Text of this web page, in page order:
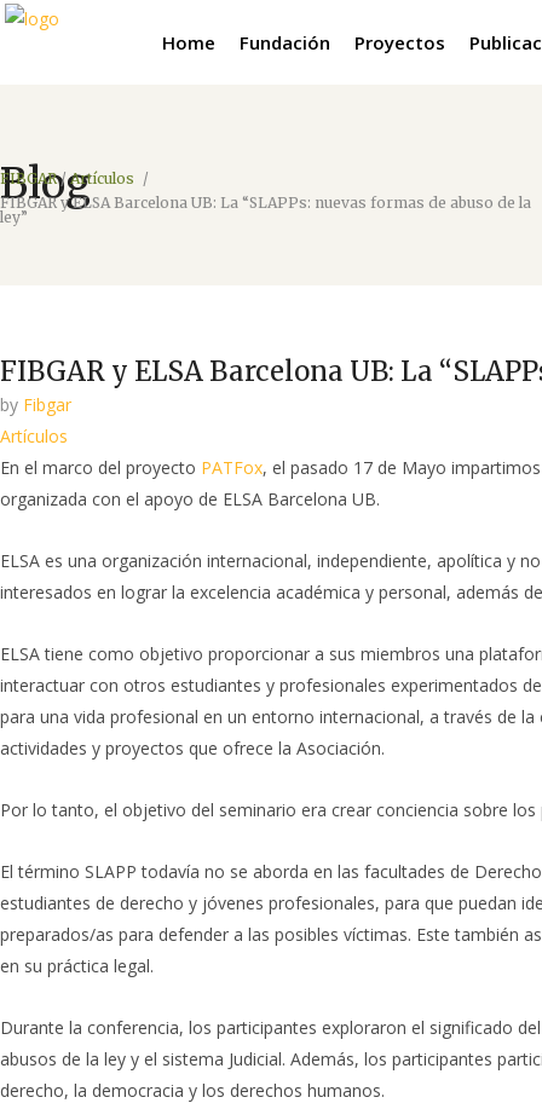
Home Fundación Proyectos
Blog
FIBGAR/Artículos /
FIBGAR y ELSA Barcelona UB: La “SLAPPs: nuevas formas de abuso de la
ley”
FIBGAR y ELSA Barcelona UB: La
by Fibgar
Artículos
En el marco del proyecto PATFox, el pasado 17 de Mayo
organizada con el apoyo de ELSA Barcelona UB.
ELSA es una organización internacional, independiente, apolítica y
interesados en lograr la excelencia académica y personal, además
ELSA tiene como objetivo proporcionar a sus miembros una
interactuar con otros estudiantes y profesionales experimentados
para una vida profesional en un entorno internacional, a través de
actividades y proyectos que ofrece la Asociación.
Por lo tanto, el objetivo del seminario era crear conciencia sobre
El término SLAPP todavía no se aborda en las facultades de
estudiantes de derecho y jóvenes profesionales, para que puedan
preparados/as para defender a las posibles víctimas. Este también
en su práctica legal.
Durante la conferencia, los participantes exploraron el significado
abusos de la ley y el sistema Judicial. Además, los participantes
derecho, la democracia y los derechos humanos.